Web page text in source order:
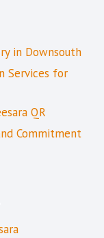
in Downsouth
Services for
QR
Commitment